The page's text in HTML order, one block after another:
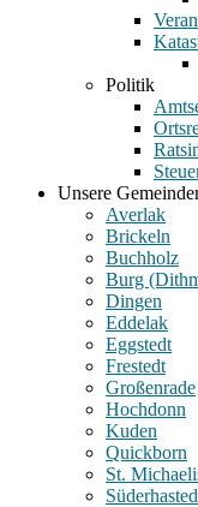
Politik
Unsere
Averlak
Brickeln
Buchholz
Burg
Dingen
Eddelak
Eggstedt
Frestedt
Großenrade
Hochdonn
Kuden
Quickborn
St.